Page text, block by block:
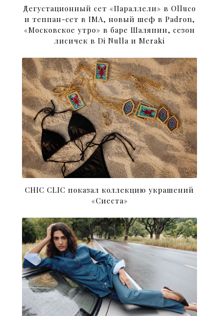
Дегустационный сет «Параллели» в Olluco
и теппан-сет в IMA, новый шеф в Padron,
«Московское утро» в баре Шаляпин, сезон
лисичек в Di Nulla и Meraki
CHIC CLIC показал коллекцию украшений
«Сиеста»